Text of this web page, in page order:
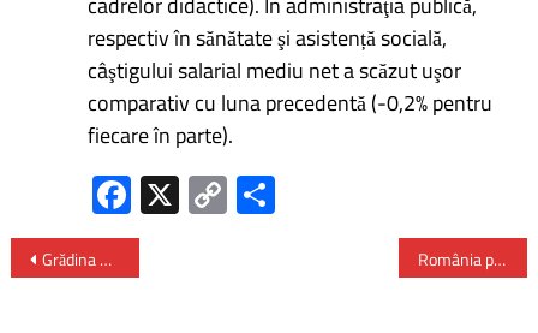
respectiv în sănătate şi asistență socială,
câştigului salarial mediu net a scăzut uşor
comparativ cu luna precedentă (-0,2% pentru
fiecare în parte).
Fa
ce
b
X C
o
Grădina Botanică ”Al. Borza” Cluj-Napoca, atracție de top în anul 2024 România participă la cea de-a 89-a ediție a expoziției „Săptămâna Verde 2025” de la Berlin